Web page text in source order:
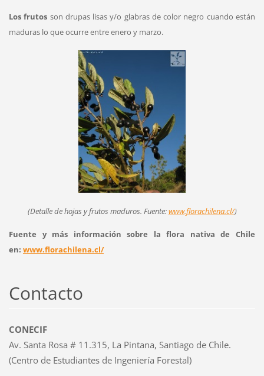
Los frutos son drupas lisas y/o glabras de color negro cuando están
maduras lo que ocurre entre enero y marzo.
(Detalle de hojas y frutos maduros. Fuente:www.florachilena.cl/)
Fuente y más información sobre la flora nativa de Chile
en: www.florachilena.cl/
Contacto
CONECIF
Av. Santa Rosa # 11.315, La Pintana, Santiago de Chile.
(Centro de Estudiantes de Ingeniería Forestal)